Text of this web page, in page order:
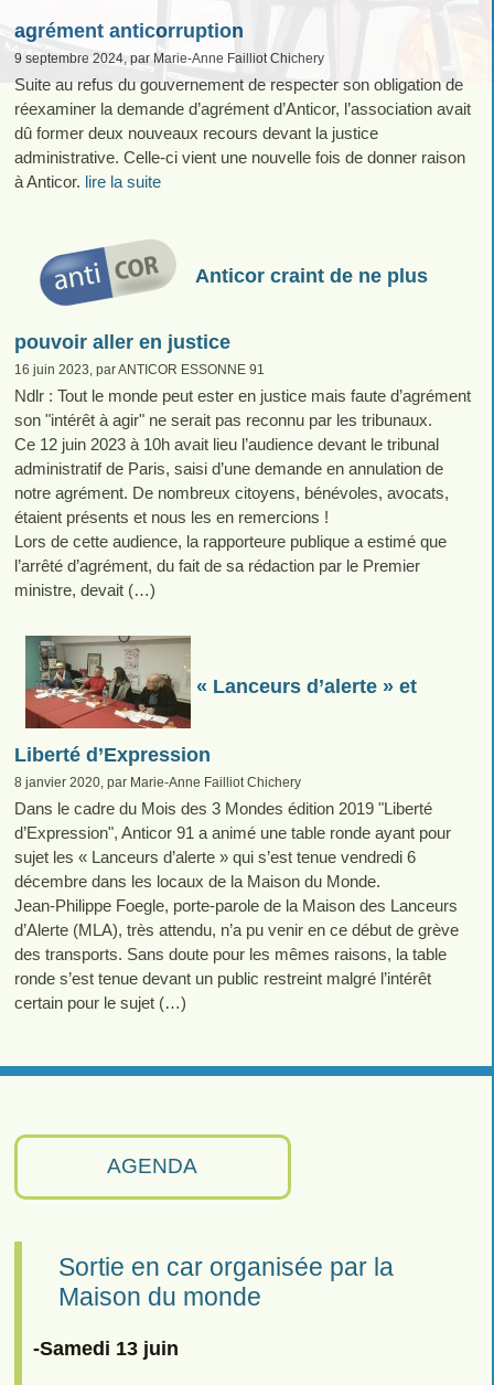
AGENDA
Sortie en car organisée par la
Maison du monde
-Samedi 13 juin
agrément anticorruption
9 septembre 2024, par Marie-Anne Failliot Chichery
Suite au refus du gouvernement de respecter son obligation de
réexaminer la demande d’agrément d’Anticor, l’association avait
dû former deux nouveaux recours devant la justice
administrative. Celle-ci vient une nouvelle fois de donner raison
à Anticor. lire la suite
Anticor craint de ne plus
pouvoir aller en justice
16 juin 2023, par ANTICOR ESSONNE 91
Ndlr : Tout le monde peut ester en justice mais faute d’agrément
son "intérêt à agir" ne serait pas reconnu par les tribunaux.
Ce 12 juin 2023 à 10h avait lieu l’audience devant le tribunal
administratif de Paris, saisi d’une demande en annulation de
notre agrément. De nombreux citoyens, bénévoles, avocats,
étaient présents et nous les en remercions !
Lors de cette audience, la rapporteure publique a estimé que
l’arrêté d’agrément, du fait de sa rédaction par le Premier
ministre, devait (…)
« Lanceurs d’alerte » et
Liberté d’Expression
8 janvier 2020, par Marie-Anne Failliot Chichery
Dans le cadre du Mois des 3 Mondes édition 2019 "Liberté
d’Expression", Anticor 91 a animé une table ronde ayant pour
sujet les « Lanceurs d’alerte » qui s’est tenue vendredi 6
décembre dans les locaux de la Maison du Monde.
Jean-Philippe Foegle, porte-parole de la Maison des Lanceurs
d’Alerte (MLA), très attendu, n’a pu venir en ce début de grève
des transports. Sans doute pour les mêmes raisons, la table
ronde s’est tenue devant un public restreint malgré l’intérêt
certain pour le sujet (…)